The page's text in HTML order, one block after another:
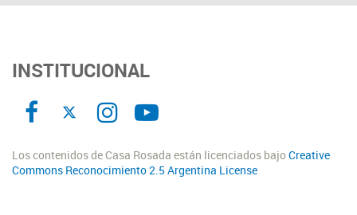
INSTITUCIONAL
Los contenidos de Casa Rosada están licenciados bajoCreative
Commons Reconocimiento 2.5 Argentina License